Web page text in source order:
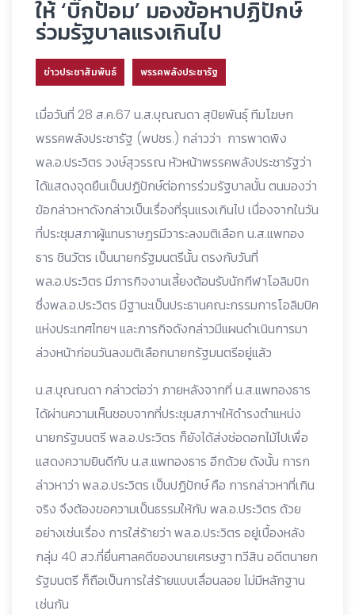
ให้ ‘บิ๊กป้อม’ มองข้อหาปฏิปักษ์
ร่วมรัฐบาลแรงเกินไป
ข่าวประชาสัมพันธ์ พรรคพลังประชารัฐ
เมื่อวันที่ 28 ส.ค.67 น.ส.บุณณดา สุปิยพันธุ์ ทีมโฆษก
พรรคพลังประชารัฐ (พปชร.) กล่าวว่า การพาดพิง
พล.อ.ประวิตร วงษ์สุวรรณ หัวหน้าพรรคพลังประชารัฐว่า
ได้แสดงจุดยืนเป็นปฏิปักษ์ต่อการร่วมรัฐบาลนั้น ตนมองว่า
ข้อกล่าวหาดังกล่าวเป็นเรื่องที่รุนแรงเกินไป เนื่องจากในวัน
ที่ประชุมสภาผู้แทนราษฎรมีวาระลงมติเลือก น.ส.แพทอง
ธาร ชินวัตร เป็นนายกรัฐมนตรีนั้น ตรงกับวันที่
พล.อ.ประวิตร มีภารกิจงานเลี้ยงต้อนรับนักกีฬาโอลิมปิก
ซึ่งพล.อ.ประวิตร มีฐานะเป็นประธานคณะกรรมการโอลิมปิค
แห่งประเทศไทยฯ และภารกิจดังกล่าวมีแผนดำเนินการมา
ล่วงหน้าก่อนวันลงมติเลือกนายกรัฐมนตรีอยู่แล้ว
น.ส.บุณณดา กล่าวต่อว่า ภายหลังจากที่ น.ส.แพทองธาร
ได้ผ่านความเห็นชอบจากที่ประชุมสภาฯให้ดำรงตำแหน่ง
นายกรัฐมนตรี พล.อ.ประวิตร ก็ยังได้ส่งช่อดอกไม้ไปเพื่อ
แสดงความยินดีกับ น.ส.แพทองธาร อีกด้วย ดังนั้น การก
ล่าวหาว่า พล.อ.ประวิตร เป็นปฏิปักษ์ คือ การกล่าวหาที่เกิน
จริง จึงต้องขอความเป็นธรรมให้กับ พล.อ.ประวิตร ด้วย
อย่างเช่นเรื่อง การใส่ร้ายว่า พล.อ.ประวิตร อยู่เบื้องหลัง
กลุ่ม 40 สว.ที่ยื่นศาลคดีของนายเศรษฐา ทวีสิน อดีตนายก
รัฐมนตรี ก็ถือเป็นการใส่ร้ายแบบเลื่อนลอย ไม่มีหลักฐาน
เช่นกัน